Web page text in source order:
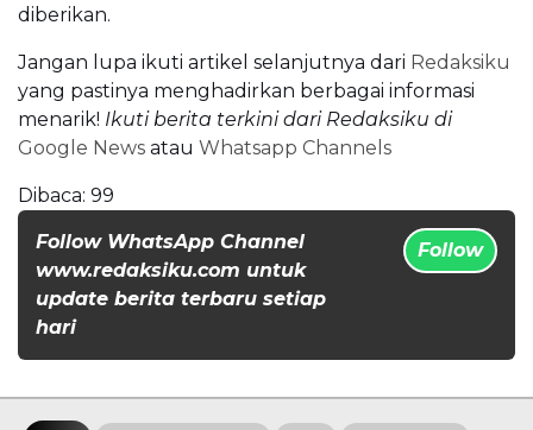
diberikan.
Jangan lupa ikuti artikel selanjutnya dari Redaksiku
yang pastinya menghadirkan berbagai informasi
menarik! Ikuti berita terkini dari Redaksiku di
Google News atau Whatsapp Channels
Dibaca: 99
Follow WhatsApp Channel
www.redaksiku.com untuk
update berita terbaru setiap
hari
Follow